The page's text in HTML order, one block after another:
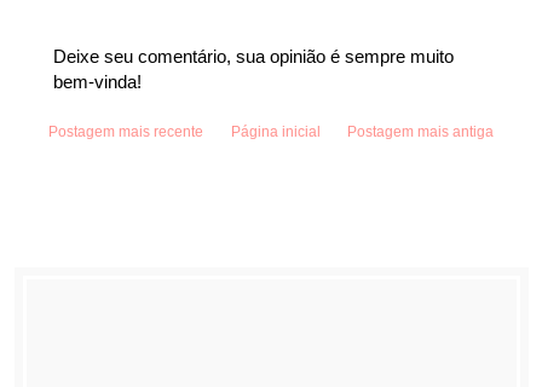
Deixe seu comentário, sua opinião é sempre muito
bem-vinda!
Postagem mais recente Postagem mais antiga
Página inicial